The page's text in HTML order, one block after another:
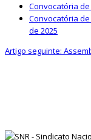
Convocatória
Convocatória
de 2025
Artigo seguinte: